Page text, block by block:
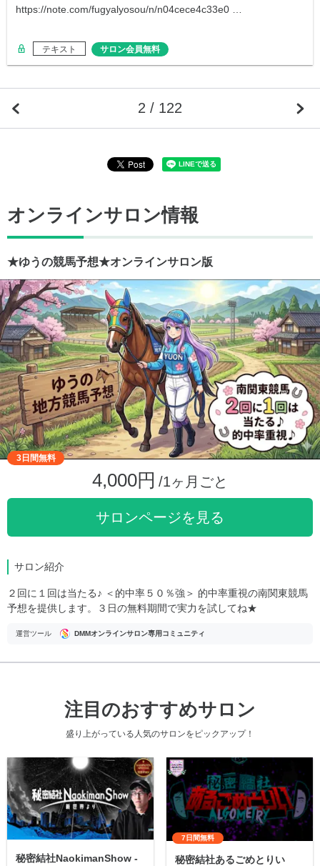
https://note.com/fugyalyosou/n/n04cece4c33e0 …
テキスト サロン会員無料
2 / 122
オンラインサロン情報
★ゆうの競馬予想★オンラインサロン版
3日間無料
4,000円 /1ヶ月ごと
サロンページを見る
サロン紹介
２回に１回は当たる♪ ＜的中率５０％強＞ 的中率重視の南関東競馬
予想を提供します。３日の無料期間で実力を試してね★
運営ツール DMMオンラインサロン専用コミュニティ
注目のおすすめサロン
盛り上がっている人気のサロンをピックアップ！
秘密結社NaokimanShow -
7日間無料
秘密結社あるごめとりい